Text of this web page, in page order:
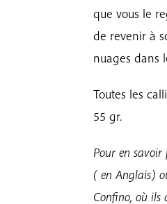
que vous le
de revenir à
nuages dans
Toutes les
55 gr.
Pour en
( en Anglais)
Confino, où ils